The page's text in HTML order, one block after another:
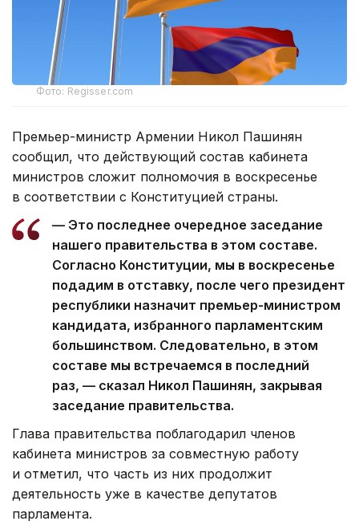
Фото: Regisser.com
Премьер-министр Армении Никол Пашинян
сообщил, что действующий состав кабинета
министров сложит полномочия в воскресенье
в соответствии с Конституцией страны.
— Это последнее очередное заседание
нашего правительства в этом составе.
Согласно Конституции, мы в воскресенье
подадим в отставку, после чего президент
республики назначит премьер-министром
кандидата, избранного парламентским
большинством. Следовательно, в этом
составе мы встречаемся в последний
раз, — сказал Никол Пашинян, закрывая
заседание правительства.
Глава правительства поблагодарил членов
кабинета министров за совместную работу
и отметил, что часть из них продолжит
деятельность уже в качестве депутатов
парламента.